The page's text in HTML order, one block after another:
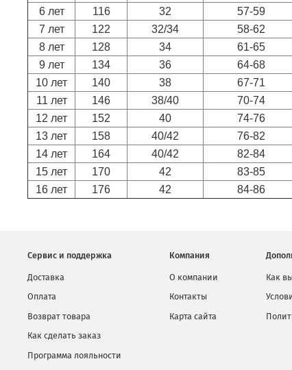
6 лет
116 32 57-59
7 лет
122 32/34 58-62
8 лет
128 34 61-65
9 лет
134 36 64-68
10 лет
140 38 67-71
11 лет
146 38/40 70-74
12 лет
152 40 74-76
13 лет
158 40/42 76-82
14 лет
164 40/42 82-84
15 лет
170 42 83-85
16 лет
176 42 84-86
Сервис и поддержка
Доставка
Оплата
Возврат товара
Как сделать заказ
Программа лояльности
Компания
О компании
Контакты
Карта сайта
Как